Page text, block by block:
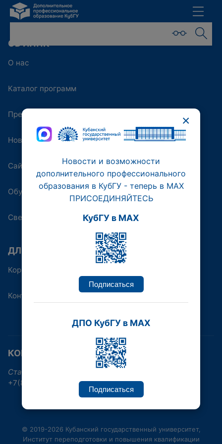
ОБ ИППК
О нас
Каталог программ
Преподаватели
Новости
Сайт университета
Обучающая платформа
Сведения об образовательной организации
ДЛЯ КОГО
Корпоративным клиентам
Контакты
КОНТАКТНАЯ ИНФОРМАЦИЯ
Ставропольская улица, 149, Краснодар
+7(861)219-96-38, +7(861)992-17-30
© 2019-2026 Кубанский государственный университет,
Институт переподготовки и повышения квалификации
×
Новости и возможности
дополнительного профессионального
образования в КубГУ - теперь в МАХ
ПРИСОЕДИНЯЙТЕСЬ
КубГУ в MAX
Подписаться
ДПО КубГУ в MAX
Подписаться